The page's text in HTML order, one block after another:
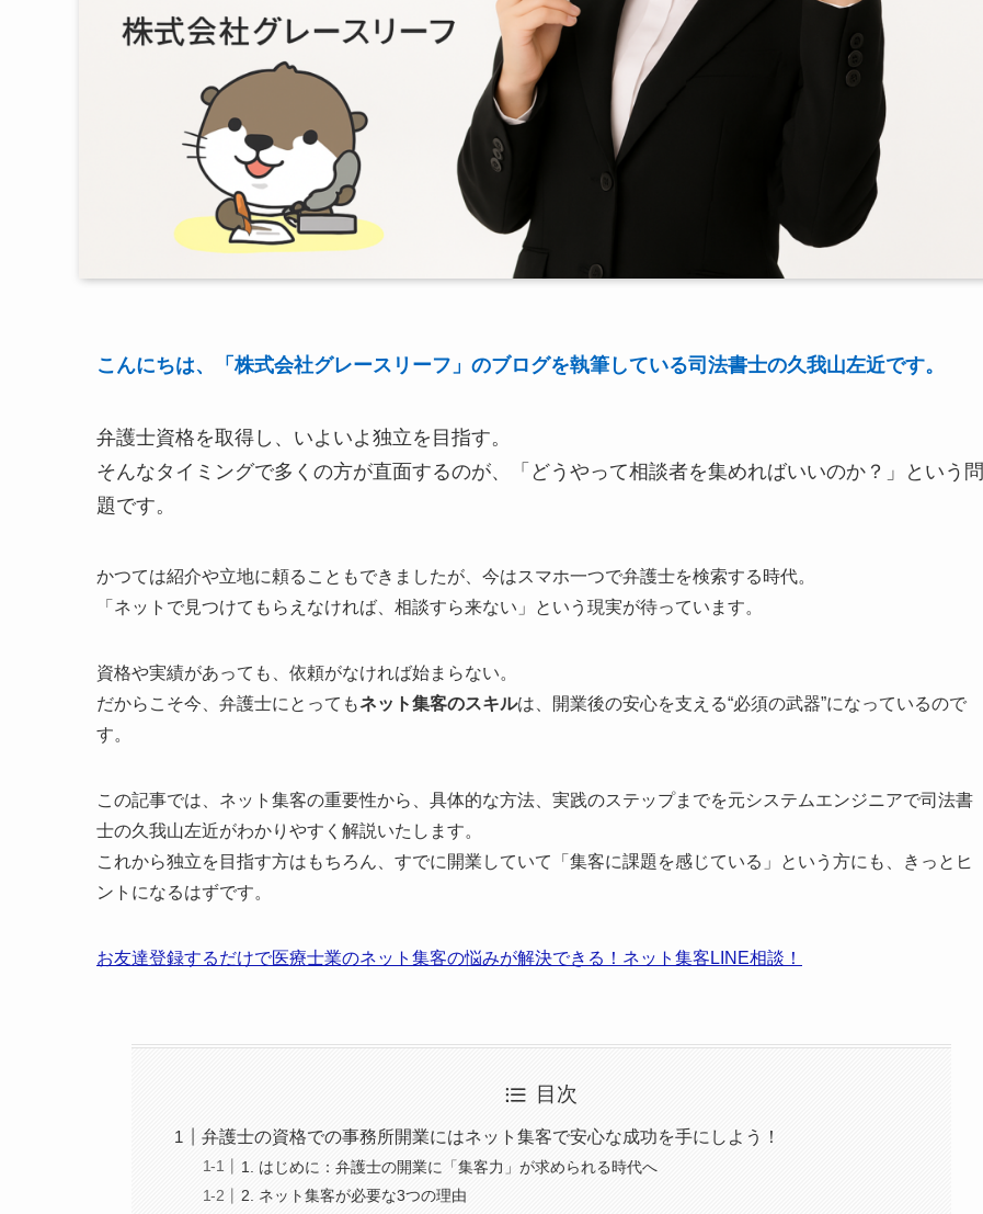
こんにちは、「株式会社グレースリーフ」のブログを執筆している司法書士の久我山左近です。
弁護士資格を取得し、いよいよ独立を目指す。
そんなタイミングで多くの方が直面するのが、「どうやって相談者を集めればいいのか？」という問
題です。
かつては紹介や立地に頼ることもできましたが、今はスマホ一つで弁護士を検索する時代。
「ネットで見つけてもらえなければ、相談すら来ない」という現実が待っています。
資格や実績があっても、依頼がなければ始まらない。
だからこそ今、弁護士にとってもネット集客のスキルは、開業後の安心を支える“必須の武器”になっているので
す。
この記事では、ネット集客の重要性から、具体的な方法、実践のステップまでを元システムエンジニアで司法書
士の久我山左近がわかりやすく解説いたします。
これから独立を目指す方はもちろん、すでに開業していて「集客に課題を感じている」という方にも、きっとヒ
ントになるはずです。
お友達登録するだけで医療士業のネット集客の悩みが解決できる！ネット集客LINE相談！
目次
弁護士の資格での事務所開業にはネット集客で安心な成功を手にしよう！
1. はじめに：弁護士の開業に「集客力」が求められる時代へ
2. ネット集客が必要な3つの理由